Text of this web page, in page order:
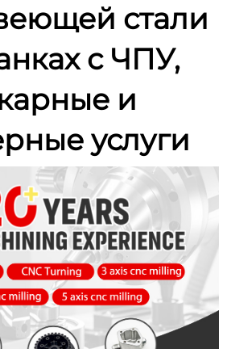
стали
с ЧПУ,
и
услуги